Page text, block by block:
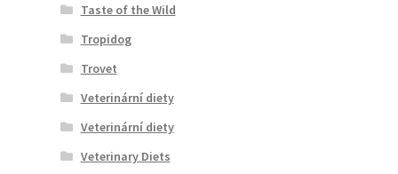
Taste of the Wild
Tropidog
Trovet
Veterinární diety
Veterinární diety
Veterinary Diets